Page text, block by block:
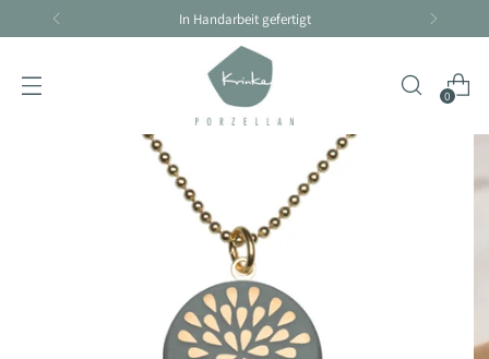
Handarbeit braucht seine Zeit - Lieferzeit 4-10 Tage
0